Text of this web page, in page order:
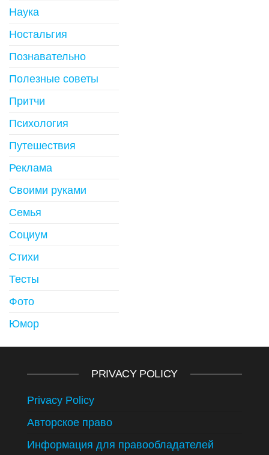
Наука
Ностальгия
Познавательно
Полезные советы
Притчи
Психология
Путешествия
Реклама
Своими руками
Семья
Социум
Стихи
Тесты
Фото
Юмор
PRIVACY POLICY
Privacy Policy
Авторское право
Информация для правообладателей